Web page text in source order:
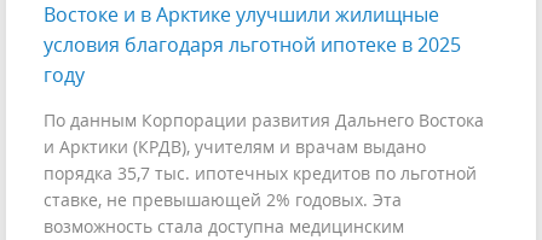
Востоке и в Арктике улучшили жилищные
условия благодаря льготной ипотеке в 2025
году
По данным Корпорации развития Дальнего Востока
и Арктики (КРДВ), учителям и врачам выдано
порядка 35,7 тыс. ипотечных кредитов по льготной
ставке, не превышающей 2% годовых. Эта
возможность стала доступна медицинским